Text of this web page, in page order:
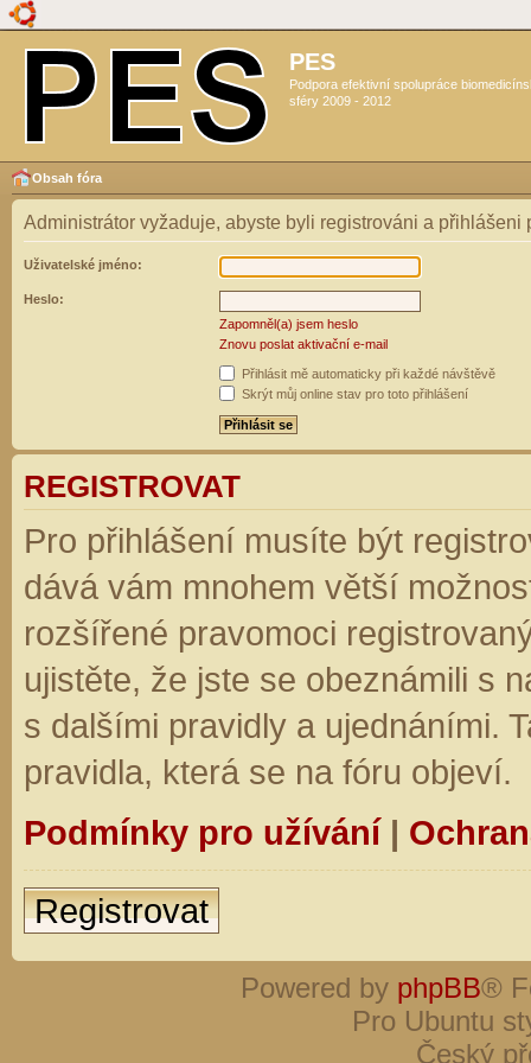
PES
Podpora efektivní spolupráce
sféry 2009 - 2012
Obsah fóra
Administrátor vyžaduje, abyste byli registrováni a přihlášeni
Uživatelské jméno:
Heslo:
Zapomněl(a) jsem heslo
Znovu poslat aktivační e-mail
Přihlásit mě automaticky při každé návštěvě
Skrýt můj online stav pro toto přihlášení
REGISTROVAT
Pro přihlášení musíte být
dává vám mnohem větší
rozšířené pravomoci
ujistěte, že jste se obeznámili s
s dalšími pravidly a ujednáními.
pravidla, která se na fóru objeví.
Podmínky pro užívání|
Registrovat
Powered by phpBB®
Pro Ubuntu
Český